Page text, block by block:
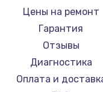
Ремонт ноутбуков
Ремонт ноутбуков
Ремонт ноутбуков
Ремонт ноутбуков
Ремонт ноутбуков
Aquarius
Gigabyte
Aorus
Maibenben
Getac
Цены на ремонт
Гарантия
Отзывы
Диагностика
Оплата и